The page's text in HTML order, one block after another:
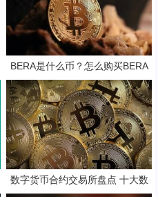
BERA是什么币？怎么购买BERA
币？BERA币官网总量和币种概念
介绍
数字货币合约交易所盘点 十大数
字货币合约交易app